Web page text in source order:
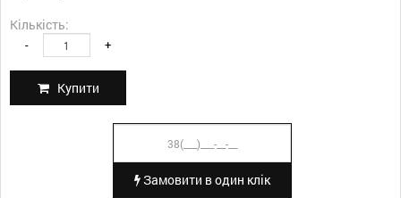
Кількість:
- +
Купити
Замовити в один клік